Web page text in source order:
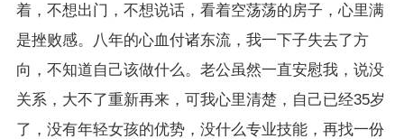
着，不想出门，不想说话，看着空荡荡的房子，心里满
是挫败感。八年的心血付诸东流，我一下子失去了方
向，不知道自己该做什么。老公虽然一直安慰我，说没
关系，大不了重新再来，可我心里清楚，自己已经35岁
了，没有年轻女孩的优势，没什么专业技能，再找一份